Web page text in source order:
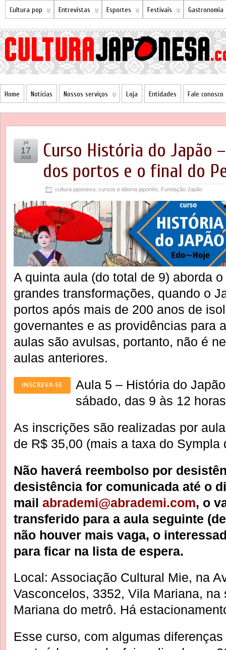
Cultura pop Entrevistas Esportes Festivais Gastronomia
Home Notícias Nossos serviços Loja Entidades Fale conosco
Curso História do Japão
dos portos e o final do
cultura japonesa cursos e idioma japonês Fundação Japão
jul
17
2018
A quinta aula (do total de 9) aborda
grandes transformações, quando o
portos após mais de 200 anos de
governantes e as providências para
aulas são avulsas, portanto, não é
aulas anteriores.
Aula 5 – História do
sábado, das 9 às 12
As inscrições são realizadas por
de R$ 35,00 (mais a taxa do Sympla
Não haverá reembolso por
desistência for comunicada até o
mail abrademi@abrademi.com, o
transferido para a aula seguinte
não houver mais vaga, o
para ficar na lista de espera.
Local: Associação Cultural Mie, na
Vasconcelos, 3352, Vila Mariana,
Mariana do metrô. Há
Esse curso, com algumas